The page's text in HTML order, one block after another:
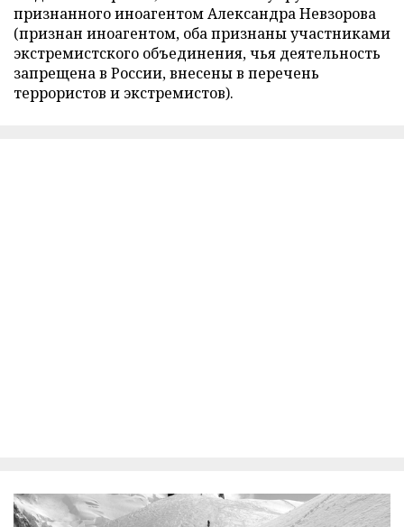
признанного иноагентом Александра Невзорова
(признан иноагентом, оба признаны участниками
экстремистского объединения, чья деятельность
запрещена в России, внесены в перечень
террористов и экстремистов).